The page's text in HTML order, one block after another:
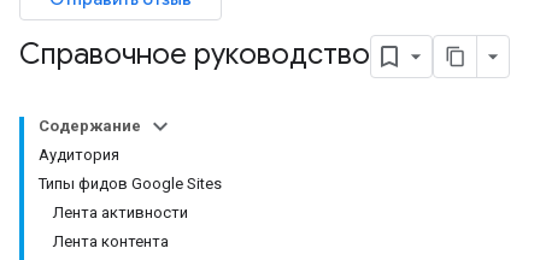
Справочное руководство
Содержание
Аудитория
Типы фидов Google Sites
Лента активности
Лента контента